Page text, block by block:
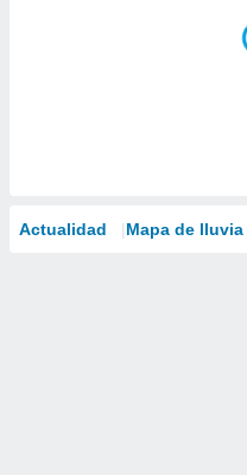
Actualidad Mapa de lluvia